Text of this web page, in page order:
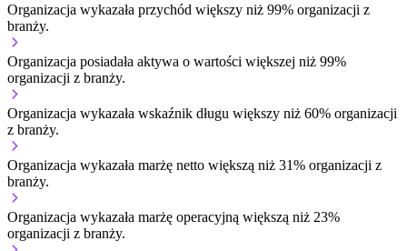
Organizacja wykazała przychód większy niż 99% organizacji z
branży.
Organizacja posiadała aktywa o wartości większej niż 99%
organizacji z branży.
Organizacja wykazała wskaźnik długu większy niż 60% organizacji
z branży.
Organizacja wykazała marżę netto większą niż 31% organizacji z
branży.
Organizacja wykazała marżę operacyjną większą niż 23%
organizacji z branży.